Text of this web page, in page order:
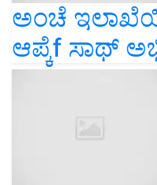
ಅಂಚೆ
ಆಪ್ಕೆf ಸಾಥ್